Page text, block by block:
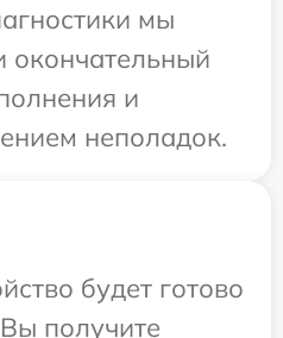
мы
окончательный
и
неполадок.
будет готово
получите